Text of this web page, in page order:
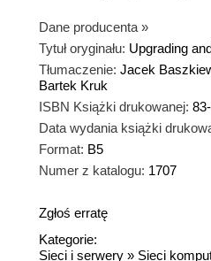
Dane producenta »
Tytuł oryginału: Upgrading
Tłumaczenie: Jacek
Bartek Kruk
ISBN Książki drukowanej:
Data wydania książki
Format: B5
Numer z katalogu: 1707
Zgłoś erratę
Kategorie:
Sieci i serwery » Sieci